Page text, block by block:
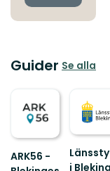
Guider Se alla
ARK56 -
i